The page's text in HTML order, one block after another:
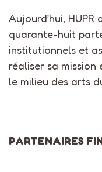
Aujourd’hui,
quarante-huit
institutionnels et
réaliser sa
le milieu des arts
PARTENAIRES